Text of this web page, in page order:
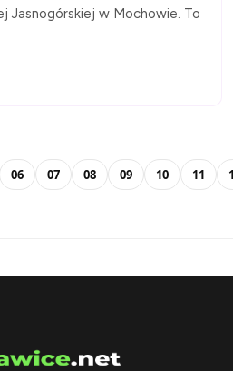
Jasnogórskiej w Mochowie. To
06 07 08 09 10 11